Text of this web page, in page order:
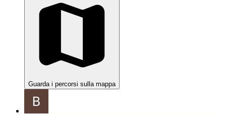
Guarda i percorsi sulla mappa